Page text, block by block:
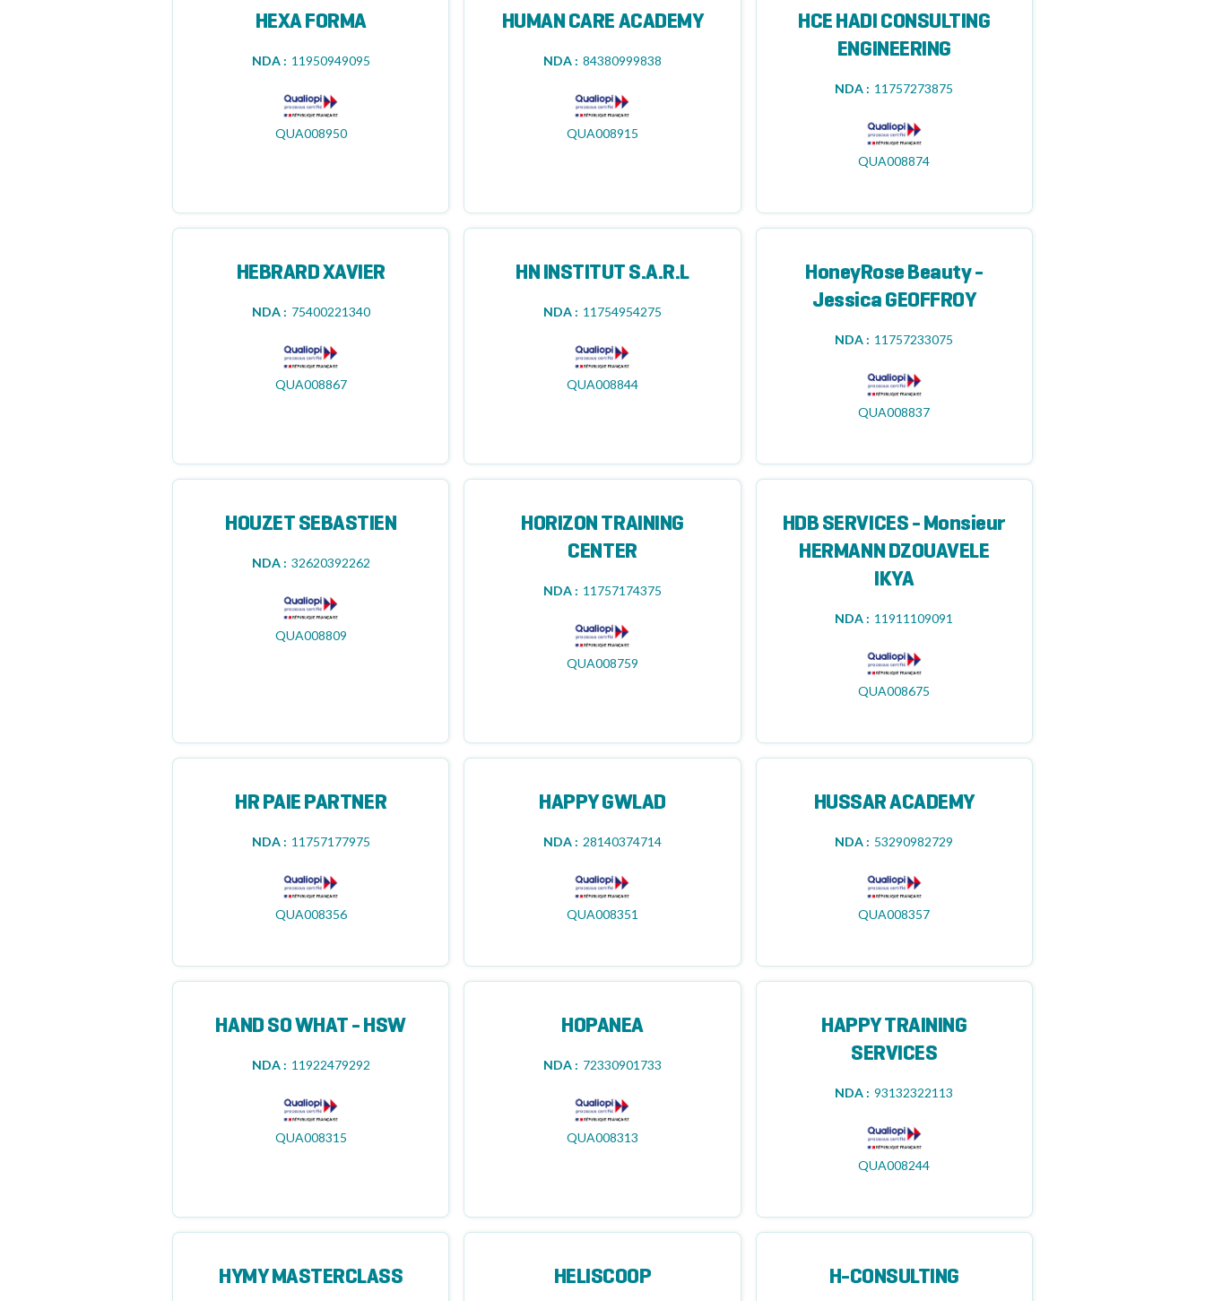
HEXA FORMA
NDA : 11950949095
QUA008950
HUMAN CARE ACADEMY
NDA : 84380999838
QUA008915
HCE HADI CONSULTING
ENGINEERING
NDA : 11757273875
QUA008874
HEBRARD XAVIER
NDA : 75400221340
QUA008867
HN INSTITUT S.A.R.L
NDA : 11754954275
QUA008844
HoneyRose Beauty -
Jessica GEOFFROY
NDA : 11757233075
QUA008837
HOUZET SEBASTIEN
NDA : 32620392262
QUA008809
HORIZON TRAINING
CENTER
NDA : 11757174375
QUA008759
HDB SERVICES - Monsieur
HERMANN DZOUAVELE
IKYA
NDA : 11911109091
QUA008675
HR PAIE PARTNER
NDA : 11757177975
QUA008356
HAPPY GWLAD
NDA : 28140374714
QUA008351
HUSSAR ACADEMY
NDA : 53290982729
QUA008357
HAND SO WHAT - HSW
NDA : 11922479292
QUA008315
HOPANEA
NDA : 72330901733
QUA008313
HAPPY TRAINING
SERVICES
NDA : 93132322113
QUA008244
HYMY MASTERCLASS HELISCOOP H-CONSULTING